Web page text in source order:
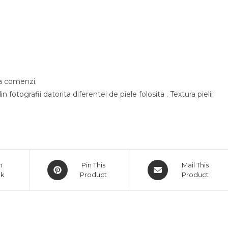
comenzi.
fotografii datorita diferentei de piele folosita . Textura pielii
Opens
in
Pin This
Product
Opens
in
Mail This
Product